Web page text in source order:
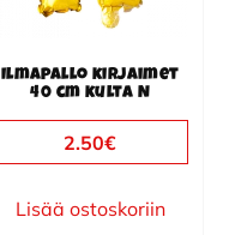
Ilmapallo kirjaimet
40 cm kulta N
2.50€
Lisää ostoskoriin